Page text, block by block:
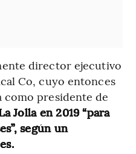
director ejecutivo
Co, cuyo entonces
presidente de
Jolla en 2019 “para
según un